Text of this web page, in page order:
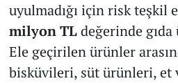
uyulmadığı için risk teşkil
milyon TLdeğerinde
Ele geçirilen ürünler
bisküvileri, süt ürünleri, et